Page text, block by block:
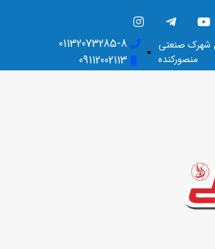
شهرک صنعتی
منصورکنده
01132073285-8
09112002113